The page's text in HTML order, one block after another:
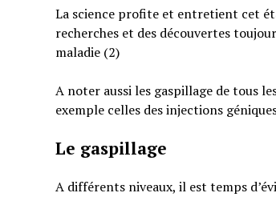
La science profite et entretient cet
recherches et des découvertes
maladie (2)
A noter aussi les gaspillage de tous
exemple celles des injections
Le gaspillage
A différents niveaux, il est temps